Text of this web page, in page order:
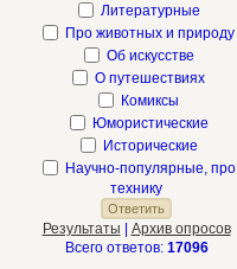
Литературные
Про животных и природу
Об искусстве
О путешествиях
Комиксы
Юмористические
Исторические
Научно-популярные, про
технику
Результаты
Архив опросов
Всего ответов: 17096